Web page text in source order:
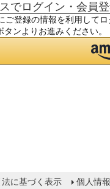
でログイン・会員
ご登録の情報を利用して
タンよりお進みください。
に基づく表示 個人情